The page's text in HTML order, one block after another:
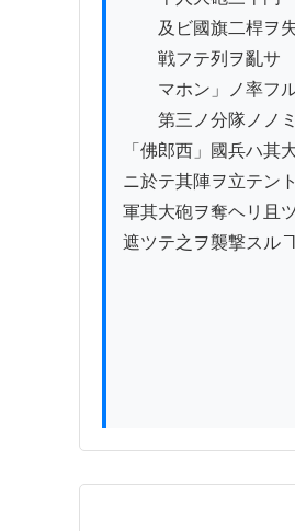
及ビ國旗二桿ヲ失
戦フテ列ヲ亂サゞ
マホン」ノ率フル
第三ノ分隊ノノミ
「佛郎西」國兵ハ其
ニ於テ其陣ヲ立テン
軍其大砲ヲ奪ヘリ且
遮ツテ之ヲ襲撃スル